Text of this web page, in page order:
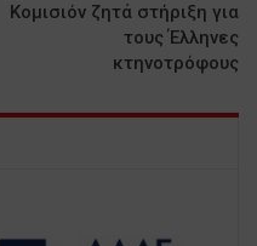
Κομισιόν ζητά στήριξη για
τους Έλληνες
κτηνοτρόφους